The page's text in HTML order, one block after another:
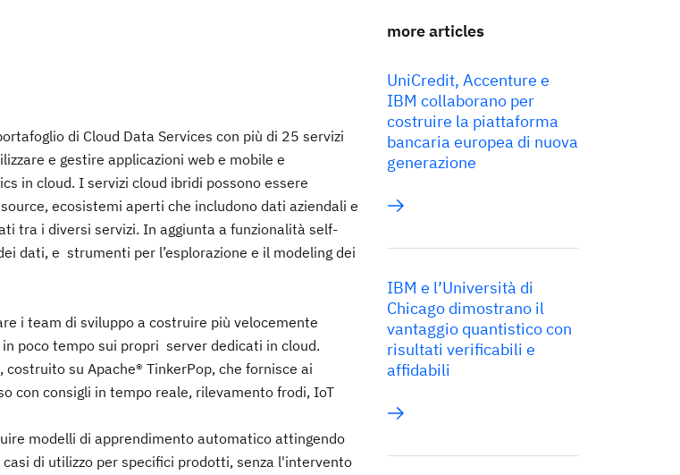
di Cloud Data Services con più di 25 servizi
e gestire applicazioni web e mobile e
in cloud. I servizi cloud ibridi possono essere
ecosistemi aperti che includono dati aziendali e
tra i diversi servizi. In aggiunta a funzionalità self-
dati, e strumenti per l’esplorazione e il modeling dei
i team di sviluppo a costruire più velocemente
poco tempo sui propri server dedicati in cloud.
su Apache® TinkerPop, che fornisce ai
con consigli in tempo reale, rilevamento frodi, IoT
modelli di apprendimento automatico attingendo
di utilizzo per specifici prodotti, senza l'intervento
more articles
UniCredit, Accenture e
IBM collaborano per
costruire la piattaforma
bancaria europea di nuova
generazione
IBM e l’Università di
Chicago dimostrano il
vantaggio quantistico con
risultati verificabili e
affidabili